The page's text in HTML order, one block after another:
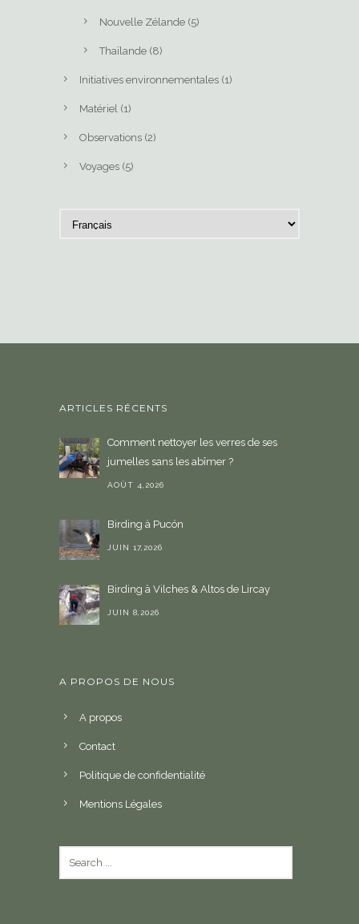
Nouvelle Zélande (5)
Thaïlande (8)
Initiatives environnementales (1)
Matériel (1)
Observations (2)
Voyages (5)
l
n
g
ARTICLES RÉCENTS
Comment nettoyer les verres de ses
jumelles sans les abîmer ?
AOÛT 4,2026
Birding à Pucón
JUIN 17,2026
Birding à Vilches & Altos de Lircay
JUIN 8,2026
A PROPOS DE NOUS
A propos
Contact
Politique de confidentialité
Mentions Légales